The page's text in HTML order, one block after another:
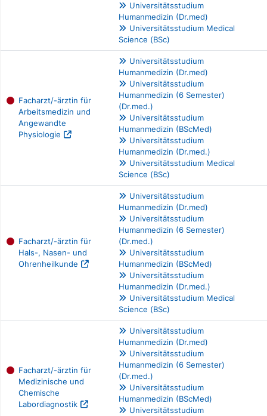
Universitätsstudium
Humanmedizin (Dr.med)
Universitätsstudium Medical
Science (BSc)
Facharzt/-ärztin für
Arbeitsmedizin und
Angewandte
Physiologie
Universitätsstudium
Humanmedizin (Dr.med)
Universitätsstudium
Humanmedizin (6 Semester)
(Dr.med.)
Universitätsstudium
Humanmedizin (BScMed)
Universitätsstudium
Humanmedizin (Dr.med.)
Universitätsstudium Medical
Science (BSc)
Facharzt/-ärztin für
Hals-, Nasen- und
Ohrenheilkunde
Universitätsstudium
Humanmedizin (Dr.med)
Universitätsstudium
Humanmedizin (6 Semester)
(Dr.med.)
Universitätsstudium
Humanmedizin (BScMed)
Universitätsstudium
Humanmedizin (Dr.med.)
Universitätsstudium Medical
Science (BSc)
Facharzt/-ärztin für
Medizinische und
Chemische
Labordiagnostik
Universitätsstudium
Humanmedizin (Dr.med)
Universitätsstudium
Humanmedizin (6 Semester)
(Dr.med.)
Universitätsstudium
Humanmedizin (BScMed)
Universitätsstudium